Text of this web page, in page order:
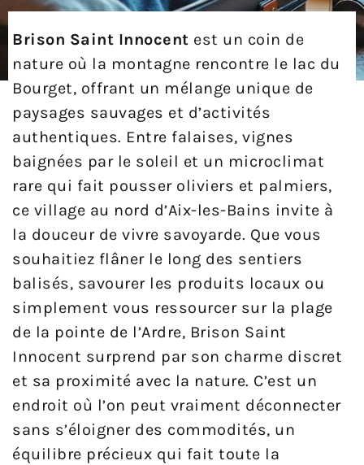
Brison Saint Innocent est un coin de
nature où la montagne rencontre le lac du
Bourget, offrant un mélange unique de
paysages sauvages et d’activités
authentiques. Entre falaises, vignes
baignées par le soleil et un microclimat
rare qui fait pousser oliviers et palmiers,
ce village au nord d’Aix-les-Bains invite à
la douceur de vivre savoyarde. Que vous
souhaitiez flâner le long des sentiers
balisés, savourer les produits locaux ou
simplement vous ressourcer sur la plage
de la pointe de l’Ardre, Brison Saint
Innocent surprend par son charme discret
et sa proximité avec la nature. C’est un
endroit où l’on peut vraiment déconnecter
sans s’éloigner des commodités, un
équilibre précieux qui fait toute la